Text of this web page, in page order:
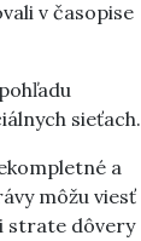
v časopise
sieťach.
a
môžu viesť
strate dôvery